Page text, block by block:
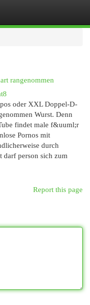
rangenommen
oder XXL Doppel-D-
Wurst. Denn
findet male f&uuml;r
Pornos mit
durch
darf person sich zum
Report this page